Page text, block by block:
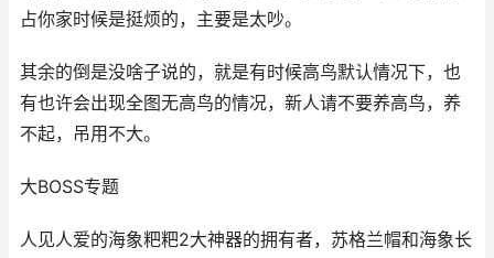
占你家时候是挺烦的，主要是太吵。
其余的倒是没啥子说的，就是有时候高鸟默认情况下，也
有也许会出现全图无高鸟的情况，新人请不要养高鸟，养
不起，吊用不大。
大BOSS专题
人见人爱的海象粑粑2大神器的拥有者，苏格兰帽和海象长